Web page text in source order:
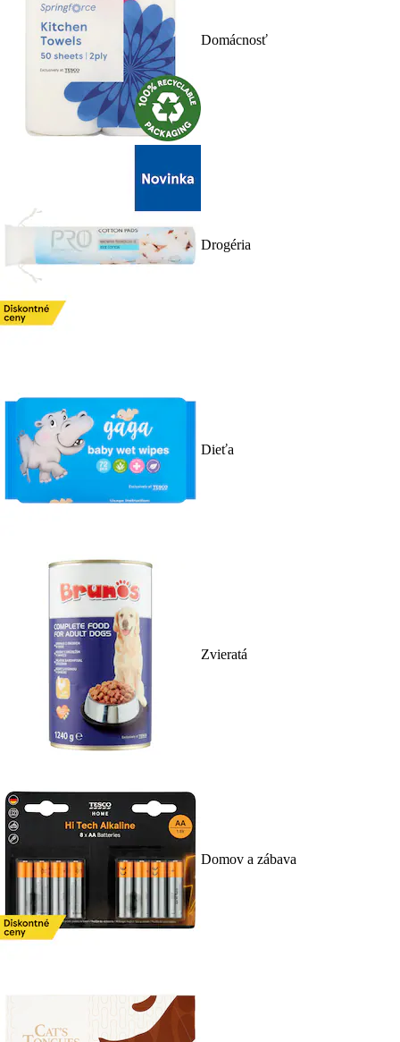
Domácnosť
Drogéria
Dieťa
Zvieratá
Domov a zábava